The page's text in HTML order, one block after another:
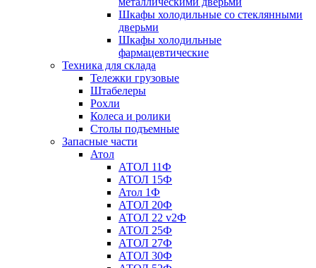
Шкафы холодильные со стеклянными
дверьми
Шкафы холодильные
фармацевтические
Техника для склада
Тележки грузовые
Штабелеры
Рохли
Колеса и ролики
Столы подъемные
Запасные части
Атол
АТОЛ 11Ф
АТОЛ 15Ф
Атол 1Ф
АТОЛ 20Ф
АТОЛ 22 v2Ф
АТОЛ 25Ф
АТОЛ 27Ф
АТОЛ 30Ф